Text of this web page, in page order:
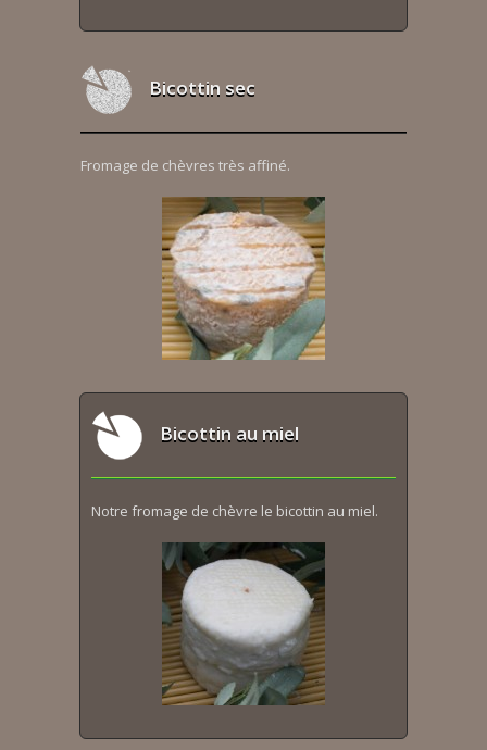
Bicottin sec
Fromage de chèvres très affiné.
Bicottin au miel
Notre fromage de chèvre le bicottin au miel.